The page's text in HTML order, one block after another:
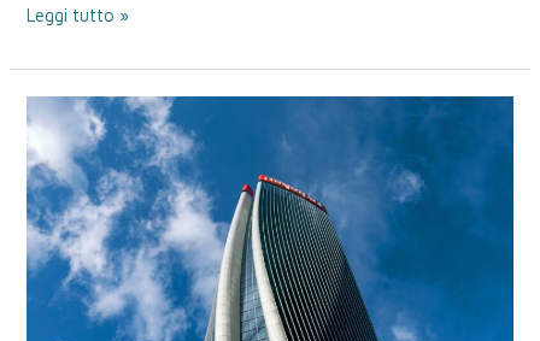
Leggi tutto »
Torre
Generali
–
CityLife